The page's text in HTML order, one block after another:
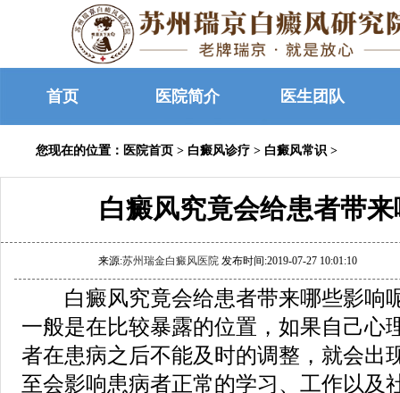
首页 医院简介 医生团队
您现在的位置： 医院首页 > 白癜风诊疗 > 白癜风常识 >
白癜风究竟会给患者带
来源:苏州瑞金白癜风医院 发布时间:2019-07-27 10:01:10
白癜风究竟会给患者带来哪些影响
一般是在比较暴露的位置，如果自己心
者在患病之后不能及时的调整，就会出
至会影响患病者正常的学习、工作以及